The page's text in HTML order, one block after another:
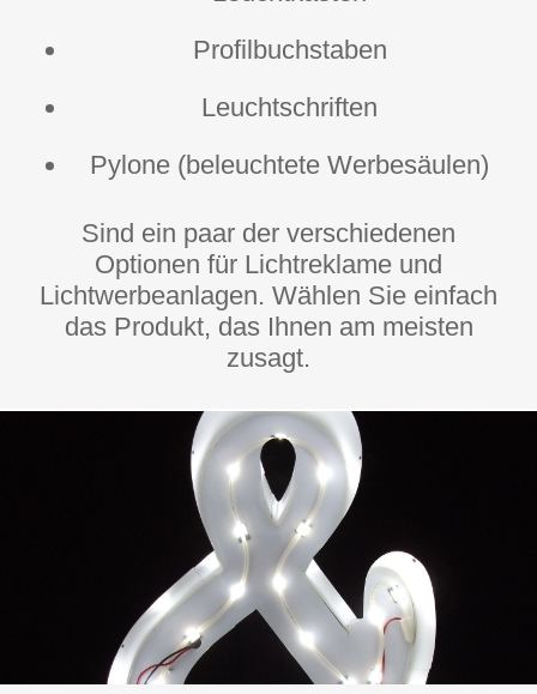
Profilbuchstaben
Leuchtschriften
Pylone (beleuchtete Werbesäulen)
Sind ein paar der verschiedenen
Optionen für Lichtreklame und
Lichtwerbeanlagen. Wählen Sie einfach
das Produkt, das Ihnen am meisten
zusagt.